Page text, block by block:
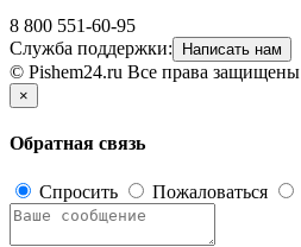
8 800 551-60-95
Служба поддержки:
Написать нам
© Pishem24.ru Все права защищены
×
Обратная связь
Спросить Пожаловаться